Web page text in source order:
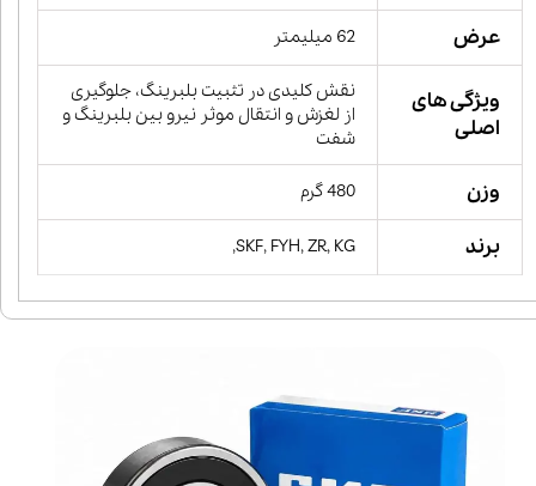
عرض 62 میلیمتر
ویژگی های
اصلی
نقش کلیدی در تثبیت بلبرینگ، جلوگیری
از لغزش و انتقال موثر نیرو بین بلبرینگ و
شفت
وزن 480 گرم
برند SKF, FYH, ZR, KG,